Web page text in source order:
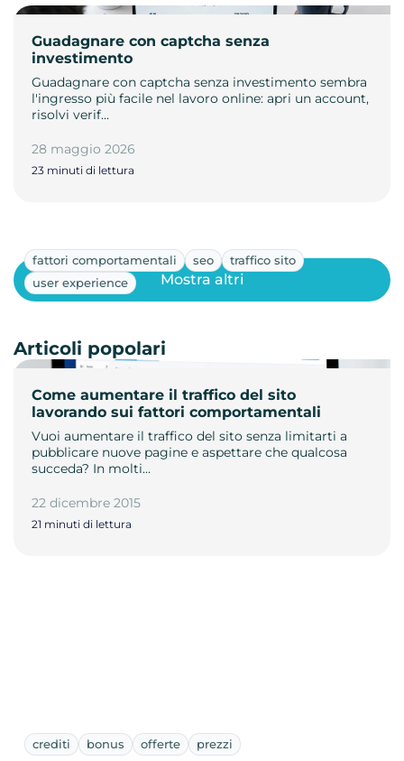
Guadagnare con captcha senza
investimento
Guadagnare con captcha senza investimento sembra
l'ingresso più facile nel lavoro online: apri un account,
risolvi verif…
28 maggio 2026
23 minuti di lettura
fattori comportamentali seo
traffico sito
user experience
Come aumentare il traffico del sito
lavorando sui fattori comportamentali
Vuoi aumentare il traffico del sito senza limitarti a
pubblicare nuove pagine e aspettare che qualcosa
succeda? In molti…
22 dicembre 2015
21 minuti di lettura
Mostra altri
Articoli popolari
crediti bonus offerte prezzi